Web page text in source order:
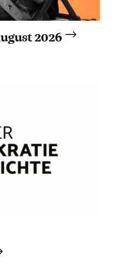
2026